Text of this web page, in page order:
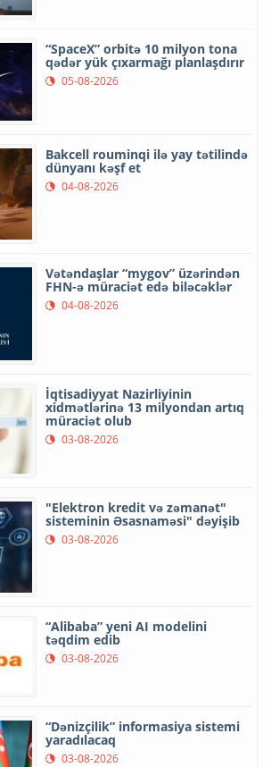
“SpaceX” orbitə 10 milyon tona
qədər yük çıxarmağı planlaşdırır
05-08-2026
Bakcell rouminqi ilə yay tətilində
dünyanı kəşf et
04-08-2026
Vətəndaşlar “mygov” üzərindən
FHN-ə müraciət edə biləcəklər
04-08-2026
İqtisadiyyat Nazirliyinin
xidmətlərinə 13 milyondan artıq
müraciət olub
03-08-2026
"Elektron kredit və zəmanət"
sisteminin Əsasnaməsi" dəyişib
03-08-2026
“Alibaba” yeni AI modelini
təqdim edib
03-08-2026
“Dənizçilik” informasiya sistemi
yaradılacaq
03-08-2026